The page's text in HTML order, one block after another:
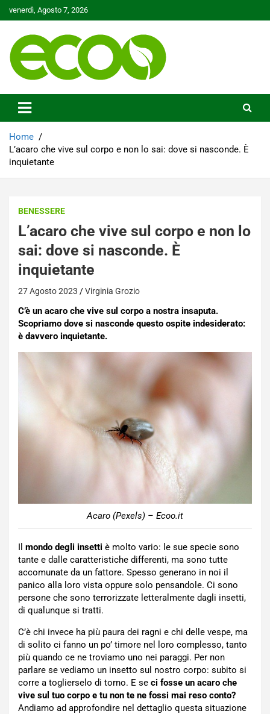
to
venerdì, Agosto 7, 2026
Ecoo.it
Home
L’acaro che vive sul corpo e non lo sai: dove si nasconde. È
inquietante
BENESSERE
L’acaro che vive sul corpo e non lo
sai: dove si nasconde. È
inquietante
27 Agosto 2023 Virginia Grozio
C’è un acaro che vive sul corpo a nostra insaputa.
Scopriamo dove si nasconde questo ospite indesiderato:
è davvero inquietante.
Acaro (Pexels) – Ecoo.it
Il mondo degli insetti è molto vario: le sue specie sono
tante e dalle caratteristiche differenti, ma sono tutte
accomunate da un fattore. Spesso generano in noi il
panico alla loro vista oppure solo pensandole. Ci sono
persone che sono terrorizzate letteralmente dagli insetti,
di qualunque si tratti.
C’è chi invece ha più paura dei ragni e chi delle vespe, ma
di solito ci fanno un po’ timore nel loro complesso, tanto
più quando ce ne troviamo uno nei paraggi. Per non
parlare se vediamo un insetto sul nostro corpo: subito si
corre a toglierselo di torno. E se ci fosse un acaro che
vive sul tuo corpo e tu non te ne fossi mai reso conto?
Andiamo ad approfondire nel dettaglio questa situazione